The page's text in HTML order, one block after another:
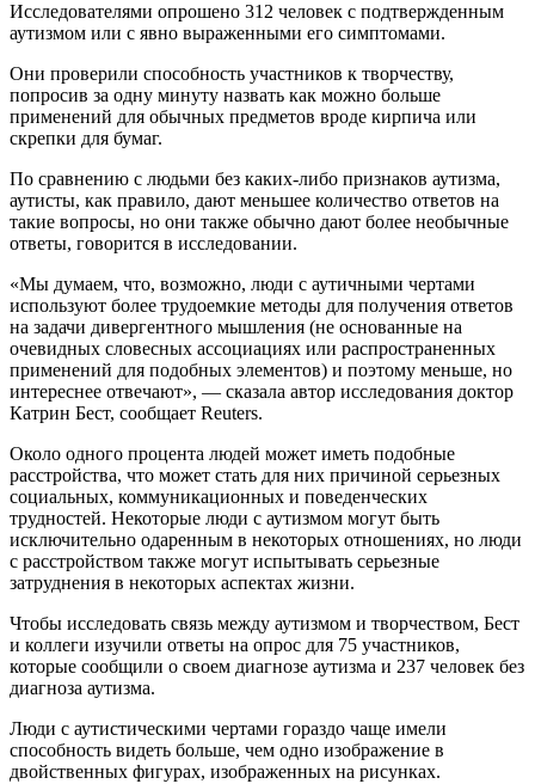
Исследователями опрошено 312 человек с подтвержденным
аутизмом или с явно выраженными его симптомами.
Они проверили способность участников к творчеству,
попросив за одну минуту назвать как можно больше
применений для обычных предметов вроде кирпича или
скрепки для бумаг.
По сравнению с людьми без каких-либо признаков аутизма,
аутисты, как правило, дают меньшее количество ответов на
такие вопросы, но они также обычно дают более необычные
ответы, говорится в исследовании.
«Мы думаем, что, возможно, люди с аутичными чертами
используют более трудоемкие методы для получения ответов
на задачи дивергентного мышления (не основанные на
очевидных словесных ассоциациях или распространенных
применений для подобных элементов) и поэтому меньше, но
интереснее отвечают», — сказала автор исследования доктор
Катрин Бест, сообщает Reuters.
Около одного процента людей может иметь подобные
расстройства, что может стать для них причиной серьезных
социальных, коммуникационных и поведенческих
трудностей. Некоторые люди с аутизмом могут быть
исключительно одаренным в некоторых отношениях, но люди
с расстройством также могут испытывать серьезные
затруднения в некоторых аспектах жизни.
Чтобы исследовать связь между аутизмом и творчеством, Бест
и коллеги изучили ответы на опрос для 75 участников,
которые сообщили о своем диагнозе аутизма и 237 человек без
диагноза аутизма.
Люди с аутистическими чертами гораздо чаще имели
способность видеть больше, чем одно изображение в
двойственных фигурах, изображенных на рисунках.